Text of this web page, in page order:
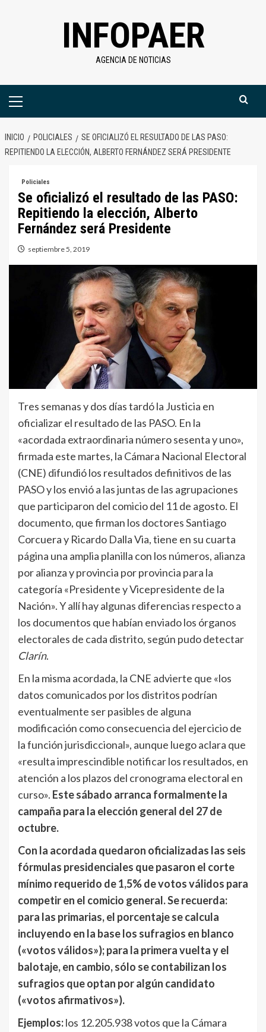
INFOPAER
AGENCIA DE NOTICIAS
Menú
INICIO POLICIALES
SE OFICIALIZÓ EL RESULTADO DE LAS PASO:
REPITIENDO LA ELECCIÓN, ALBERTO FERNÁNDEZ SERÁ PRESIDENTE
Policiales
Se oficializó el resultado de las PASO:
Repitiendo la elección, Alberto
Fernández será Presidente
septiembre 5, 2019
Tres semanas y dos días tardó la Justicia en
oficializar el resultado de las PASO. En la
«acordada extraordinaria número sesenta y uno»,
firmada este martes, la Cámara Nacional Electoral
(CNE) difundió los resultados definitivos de las
PASO y los envió a las juntas de las agrupaciones
que participaron del comicio del 11 de agosto. El
documento, que firman los doctores Santiago
Corcuera y Ricardo Dalla Via, tiene en su cuarta
página una amplia planilla con los números, alianza
por alianza y provincia por provincia para la
categoría «Presidente y Vicepresidente de la
Nación». Y allí hay algunas diferencias respecto a
los documentos que habían enviado los órganos
electorales de cada distrito, según pudo detectar
Clarín.
En la misma acordada, la CNE advierte que «los
datos comunicados por los distritos podrían
eventualmente ser pasibles de alguna
modificación como consecuencia del ejercicio de
la función jurisdiccional», aunque luego aclara que
«resulta imprescindible notificar los resultados, en
atención a los plazos del cronograma electoral en
curso». Este sábado arranca formalmente la
campaña para la elección general del 27 de
octubre.
Con la acordada quedaron oficializadas las seis
fórmulas presidenciales que pasaron el corte
mínimo requerido de 1,5% de votos válidos para
competir en el comicio general. Se recuerda:
para las primarias, el porcentaje se calcula
incluyendo en la base los sufragios en blanco
(«votos válidos»); para la primera vuelta y el
balotaje, en cambio, sólo se contabilizan los
sufragios que optan por algún candidato
(«votos afirmativos»).
Ejemplos:los 12.205.938 votos que la Cámara